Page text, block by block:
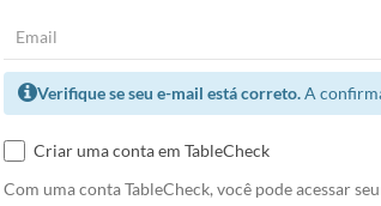
Verifique se seu e-mail está correto.A
Criar uma conta em TableCheck
Com uma conta TableCheck, você pode acessar